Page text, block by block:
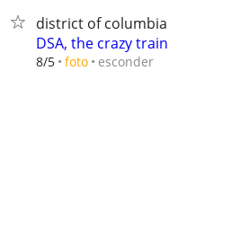
district of columbia
DSA, the crazy train
8/5 foto esconder